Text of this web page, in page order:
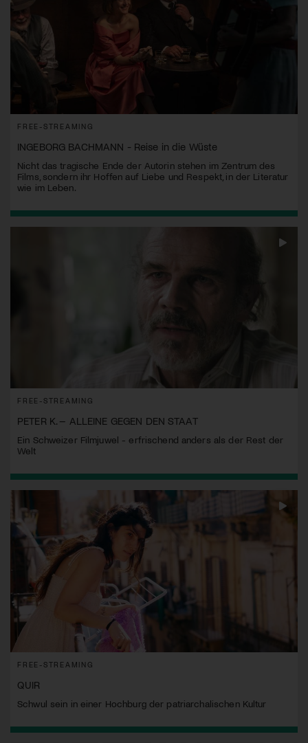
FREE-STREAMING
INGEBORG BACHMANN - Reise in die Wüste
Nicht das tragische Ende der Autorin stehen im Zentrum des
Films, sondern ihr Hoffen auf Liebe und Respekt, in der Literatur
wie im Leben.
FREE-STREAMING
PETER K. – ALLEINE GEGEN DEN STAAT
Ein Schweizer Filmjuwel - erfrischend anders als der Rest der
Welt
FREE-STREAMING
QUIR
Schwul sein in einer Hochburg der patriarchalischen Kultur